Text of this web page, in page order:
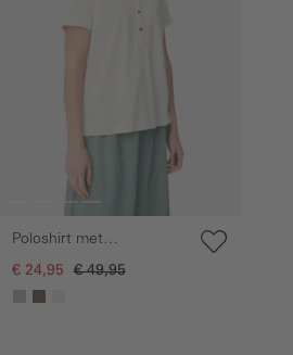
Poloshirt met
knoopsluiting
€ 24,95 € 49,95